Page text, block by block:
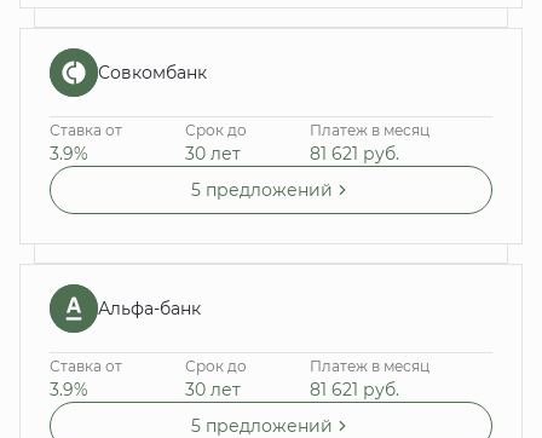
Совкомбанк
Ставка от
3.9%
Срок до
30 лет
Платеж в месяц
81 621 руб.
5 предложений
Альфа-банк
Ставка от
3.9%
Срок до
30 лет
Платеж в месяц
81 621 руб.
5 предложений